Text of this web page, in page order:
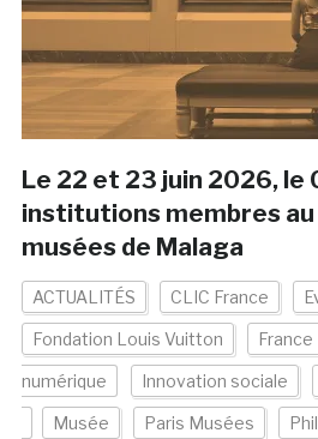
Le 22 et 23 juin 2026, le
institutions membres au
musées de Malaga
ACTUALITÉS CLIC France
Fondation Louis Vuitton France
numérique Innovation sociale
Musée Paris Musées